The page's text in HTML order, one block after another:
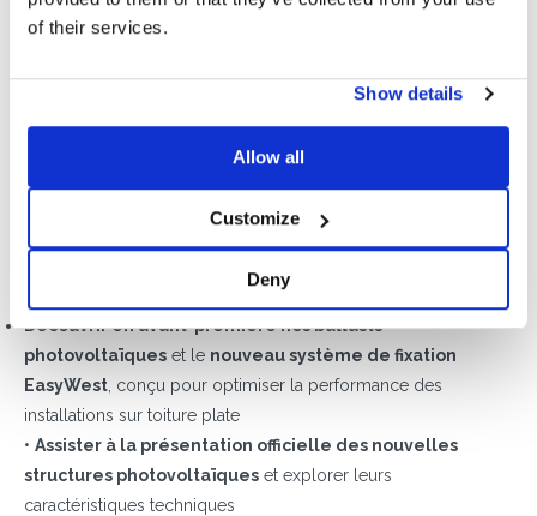
of their services.
Show details
Allow all
Customize
Deny
stabilité et les fiches techniques des structures
networking et les échanges
Sur le stand Sun Ballast, vous aurez l’opportunité de :
Découvrir en avant-première nos ballasts
photovoltaïques et le nouveau système de fixation
EasyWest , conçu pour optimiser la performance des
installations sur toiture plate
• Assister à la présentation officielle des nouvelles
structures photovoltaïques et explorer leurs
caractéristiques techniques